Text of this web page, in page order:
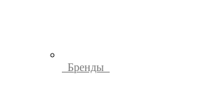
Бренды